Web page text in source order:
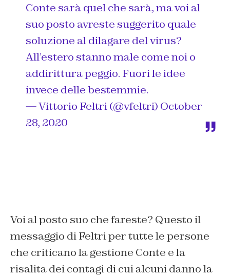
Conte sarà quel che sarà, ma voi al
suo posto avreste suggerito quale
soluzione al dilagare del virus?
All’estero stanno male come noi o
addirittura peggio. Fuori le idee
invece delle bestemmie.
— Vittorio Feltri (@vfeltri) October
28, 2020
Voi al posto suo che fareste? Questo il
messaggio di Feltri per tutte le persone
che criticano la gestione Conte e la
risalita dei contagi di cui alcuni danno la